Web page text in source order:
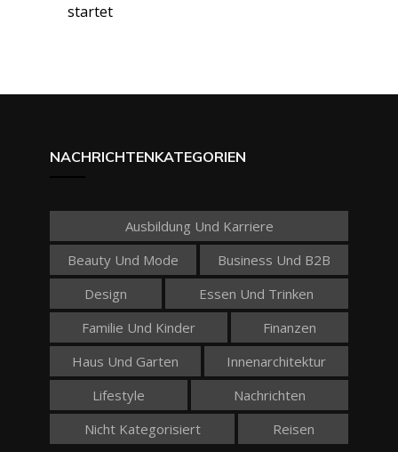
startet
NACHRICHTENKATEGORIEN
Ausbildung Und Karriere
Beauty Und Mode
Business Und B2B
Design
Essen Und Trinken
Familie Und Kinder
Finanzen
Haus Und Garten
Innenarchitektur
Lifestyle
Nachrichten
Nicht Kategorisiert
Reisen